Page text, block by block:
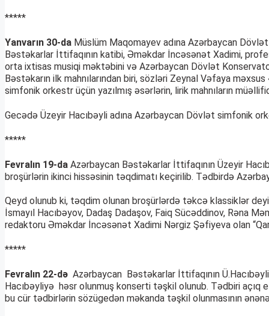
*****
Yanvarın 30-da Müslüm Maqomayev adına Azərbaycan
Bəstəkarlar İttifaqının katibi, Əməkdar İncəsənət Xadimi,
orta ixtisas musiqi məktəbini və Azərbaycan Dövlət
Bəstəkarın ilk mahnılarından biri, sözləri Zeynal Vəfaya
simfonik orkestr üçün yazılmış əsərlərin, lirik mahnıların
Gecədə Üzeyir Hacıbəyli adına Azərbaycan Dövlət simfonik
*****
Fevralın 19-da Azərbaycan Bəstəkarlar İttifaqının Üzeyir
broşürlərin ikinci hissəsinin təqdimatı keçirilib. Tədbirdə
Qeyd olunub ki, təqdim olunan broşürlərdə təkcə klassiklər
İsmayıl Hacıbəyov, Dadaş Dadaşov, Faiq Sücəddinov, Rəna
redaktoru Əməkdar İncəsənət Xadimi Nərgiz Şəfiyeva olan
*****
Fevralın 22-də Azərbaycan Bəstəkarlar İttifaqının
Hacıbəyliyə həsr olunmuş konserti təşkil olunub. Tədbiri açıq
bu cür tədbirlərin sözügedən məkanda təşkil olunmasının